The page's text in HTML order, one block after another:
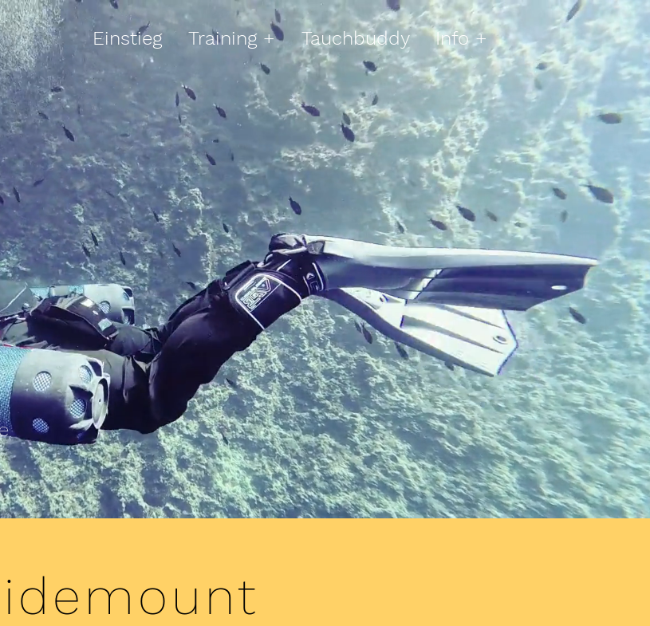
Einstieg Training + Tauchbuddy Info +